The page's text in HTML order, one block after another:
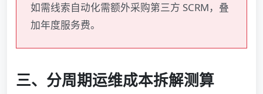
如需线索自动化需额外采购第三方 SCRM，叠
加年度服务费。
三、分周期运维成本拆解测算